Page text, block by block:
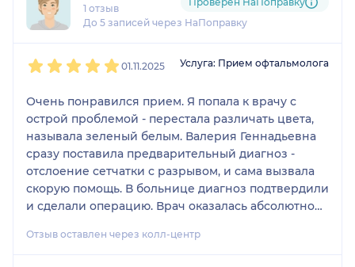
1 отзыв
До 5 записей через НаПоправку
01.11.2025 Услуга: Прием офтальмолога
Очень понравился прием. Я попала к врачу с
острой проблемой - перестала различать цвета,
называла зеленый белым. Валерия Геннадьевна
сразу поставила предварительный диагноз -
отслоение сетчатки с разрывом, и сама вызвала
скорую помощь. В больнице диагноз подтвердили
и сделали операцию. Врач оказалась абсолютно
операции из-за сложного случая. Это кандидат
Отзыв оставлен через колл-центр